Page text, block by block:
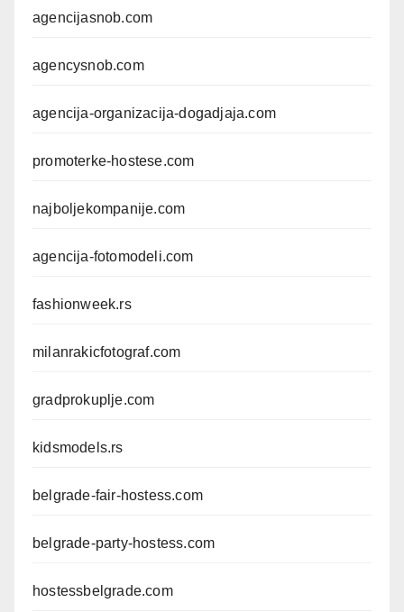
agencijasnob.com
agencysnob.com
agencija-organizacija-dogadjaja.com
promoterke-hostese.com
najboljekompanije.com
agencija-fotomodeli.com
fashionweek.rs
milanrakicfotograf.com
gradprokuplje.com
kidsmodels.rs
belgrade-fair-hostess.com
belgrade-party-hostess.com
hostessbelgrade.com